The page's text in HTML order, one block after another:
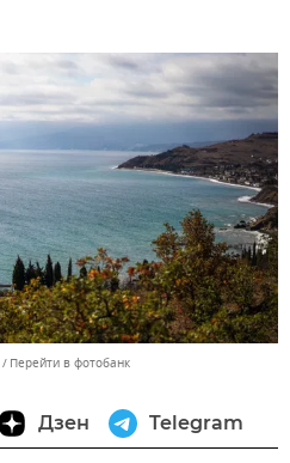
Перейти в фотобанк
Дзен Telegram